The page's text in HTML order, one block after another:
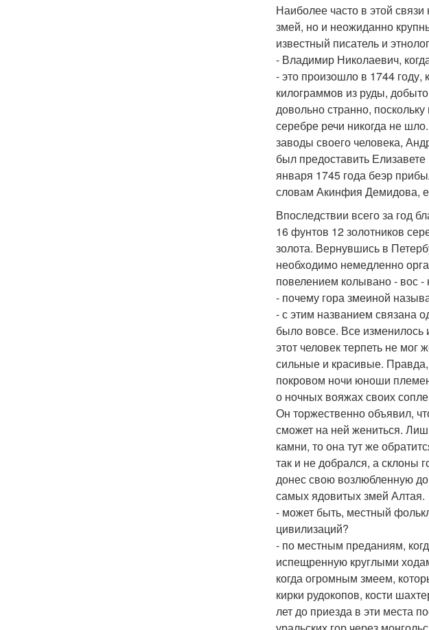
Наиболее часто в этой
змей, но и неожиданно
известный писатель и
- Владимир Николаевич,
- это произошло в 1744
килограммов из руды,
довольно странно,
серебре речи никогда не
заводы своего человека,
был предоставить
января 1745 года беэр
словам Акинфия Демидова,
Впоследствии всего за год
16 фунтов 12 золотников
золота. Вернувшись в
необходимо немедленно
повелением колывано - вос
- почему гора змеиной
- с этим названием связана
было вовсе. Все изменилось
этот человек терпеть не
сильные и красивые.
покровом ночи юноши
о ночных вояжах своих
Он торжественно объявил,
сможет на ней жениться.
камни, то она тут же
так и не добрался, а
донес свою возлюбленную
самых ядовитых змей Алтая.
- может быть, местный
цивилизаций?
- по местным преданиям,
испещренную круглыми
когда огромным змеем,
кирки рудокопов, кости
лет до приезда в эти места